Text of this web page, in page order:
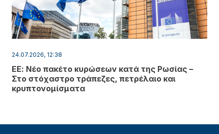
24.07.2026, 12:38
ΕΕ: Νέο πακέτο κυρώσεων κατά της Ρωσίας –
Στο στόχαστρο τράπεζες, πετρέλαιο και
κρυπτονομίσματα